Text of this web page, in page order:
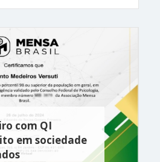
com QI
em sociedade